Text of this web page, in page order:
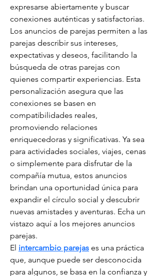
expresarse abiertamente y buscar
conexiones auténticas y satisfactorias.
Los anuncios de parejas permiten a las
parejas describir sus intereses,
expectativas y deseos, facilitando la
búsqueda de otras parejas con
quienes compartir experiencias. Esta
personalización asegura que las
conexiones se basen en
compatibilidades reales,
promoviendo relaciones
enriquecedoras y significativas. Ya sea
para actividades sociales, viajes, cenas
o simplemente para disfrutar de la
compañía mutua, estos anuncios
brindan una oportunidad única para
expandir el círculo social y descubrir
nuevas amistades y aventuras. Echa un
vistazo aquí a los mejores anuncios
parejas.
El intercambio parejas es una práctica
que, aunque puede ser desconocida
para algunos, se basa en la confianza y